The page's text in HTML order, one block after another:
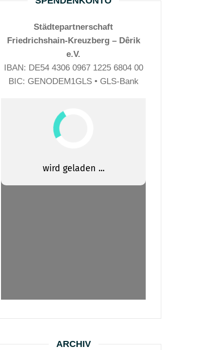
Städtepartnerschaft
Friedrichshain-Kreuzberg – Dêrik
e.V.
IBAN: DE54 4306 0967 1225 6804 00
BIC: GENODEM1GLS • GLS-Bank
ARCHIV